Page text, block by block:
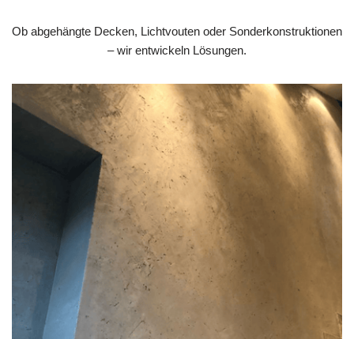
Ob abgehängte Decken, Lichtvouten oder Sonderkonstruktionen
– wir entwickeln Lösungen.